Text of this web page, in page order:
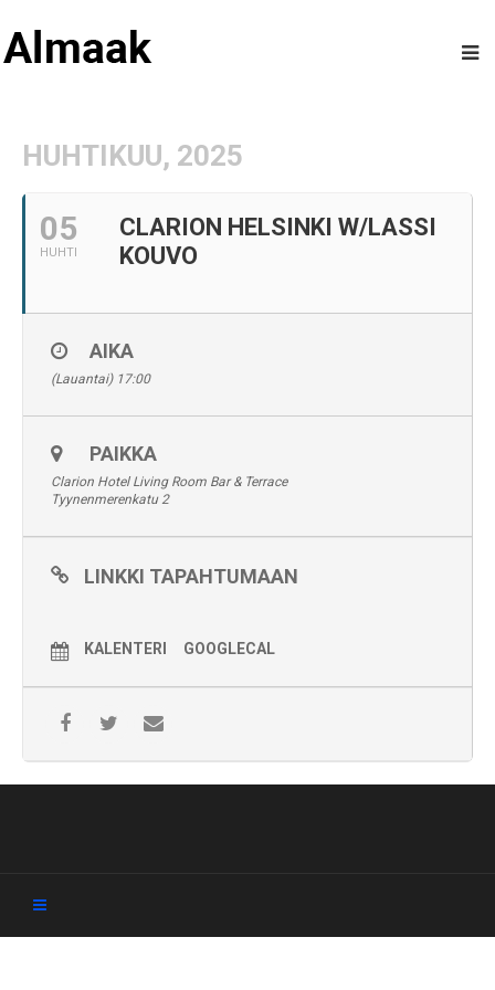
HUHTIKUU, 2025
05
HUHTI
CLARION HELSINKI W/LASSI
KOUVO
AIKA
(Lauantai) 17:00
PAIKKA
Clarion Hotel Living Room Bar & Terrace
Tyynenmerenkatu 2
LINKKI TAPAHTUMAAN
KALENTERI GOOGLECAL